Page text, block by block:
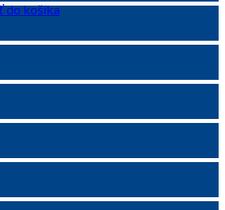
do košíka